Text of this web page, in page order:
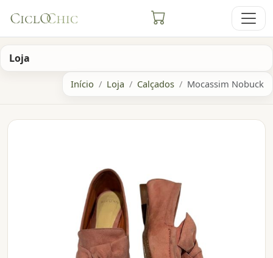
Loja
Início Loja Calçados Mocassim Nobuck